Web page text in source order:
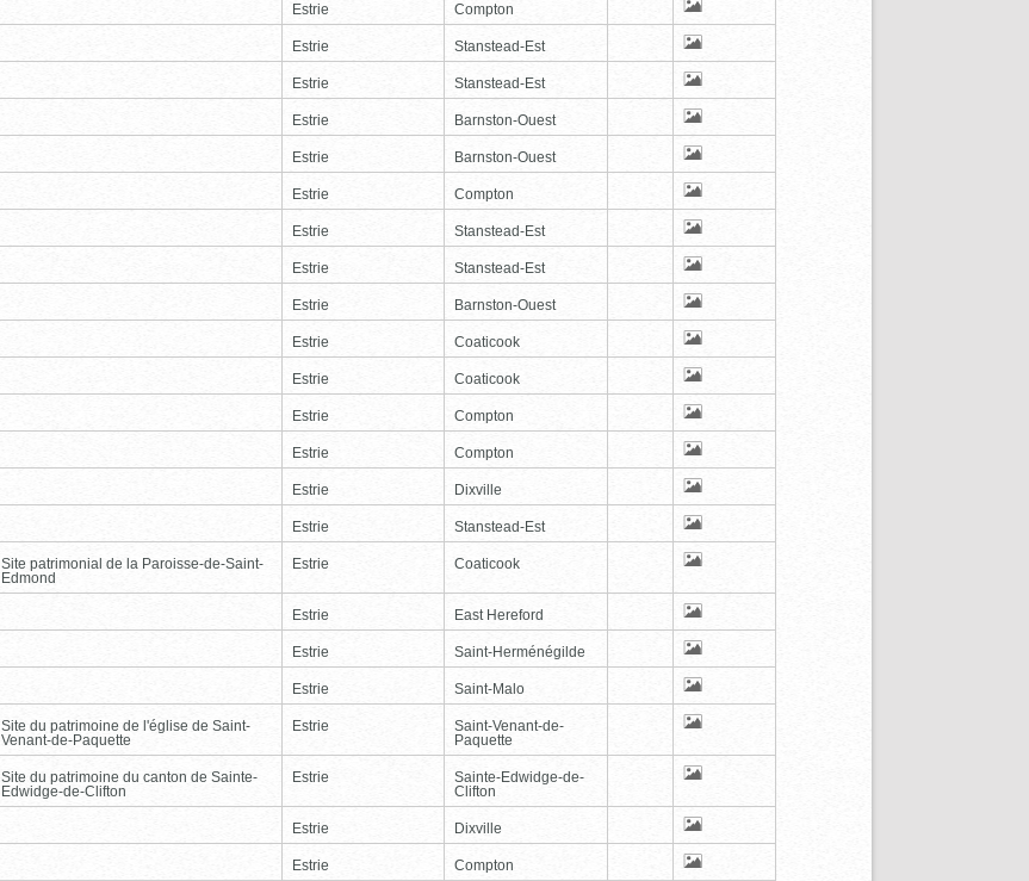
Estrie Compton
Estrie Stanstead-Est
Estrie Stanstead-Est
Estrie Barnston-Ouest
Estrie Barnston-Ouest
Estrie Compton
Estrie Stanstead-Est
Estrie Stanstead-Est
Estrie Barnston-Ouest
Estrie Coaticook
Estrie Coaticook
Estrie Compton
Estrie Compton
Estrie Dixville
Estrie Stanstead-Est
Site patrimonial de la Paroisse-de-Saint-
Edmond
Estrie Coaticook
Estrie East Hereford
Estrie Saint-Herménégilde
Estrie Saint-Malo
Site du patrimoine de l'église de Saint-
Venant-de-Paquette
Estrie
Saint-Venant-de-
Paquette
Site du patrimoine du canton de Sainte-
Edwidge-de-Clifton
Estrie
Sainte-Edwidge-de-
Clifton
Estrie Dixville
Estrie Compton